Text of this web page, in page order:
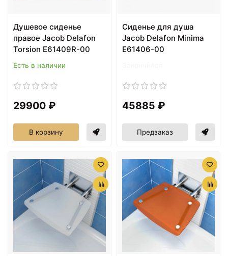
Душевое сиденье
правое Jacob Delafon
Torsion E61409R-00
Есть в наличии
29900 ₽
В корзину
Cиденье для душа
Jacob Delafon Minima
E61406-00
45885 ₽
Предзаказ